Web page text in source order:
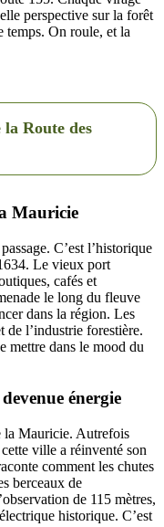
perspective sur la forêt
temps. On roule, et la
Route des
Mauricie
C’est l’historique
Le vieux port
cafés et
le long du fleuve
dans la région. Les
de l’industrie forestière.
mettre dans le mood du
énergie
la Mauricie. Autrefois
ville a réinventé son
comment les chutes
berceaux de
de 115 mètres,
historique. C’est